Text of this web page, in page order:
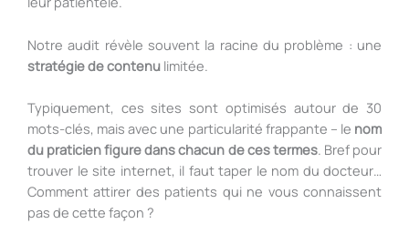
Notre audit révèle souvent la racine du problème : une
stratégie de contenu limitée.
Typiquement, ces sites sont optimisés autour de 30
mots-clés, mais avec une particularité frappante – le nom
du praticien figure dans chacun de ces termes. Bref pour
trouver le site internet, il faut taper le nom du docteur…
Comment attirer des patients qui ne vous connaissent
pas de cette façon ?